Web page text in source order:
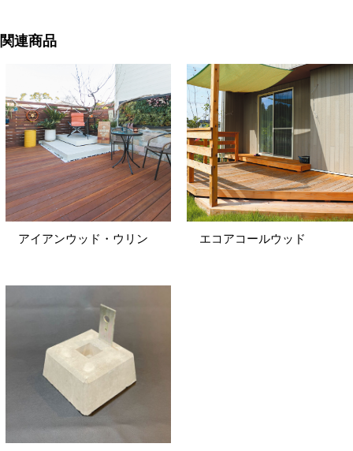
関連商品
アイアンウッド・ウリン エコアコールウッド